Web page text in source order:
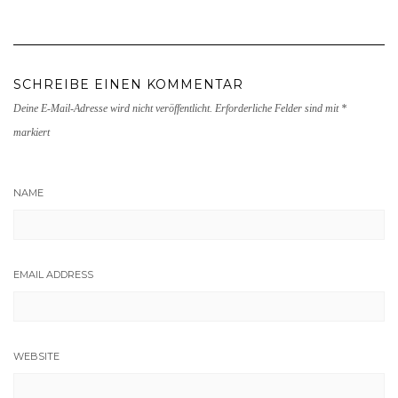
SCHREIBE EINEN KOMMENTAR
Deine E-Mail-Adresse wird nicht veröffentlicht. Erforderliche Felder sind mit *
markiert
NAME
EMAIL ADDRESS
WEBSITE